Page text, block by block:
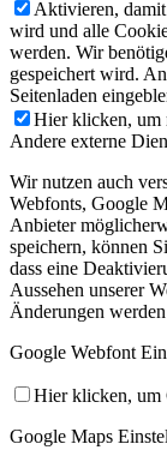
Aktivieren,
wird und alle
werden. Wir
gespeichert wird.
Seitenladen
Hier klicken, um
Andere externe
Wir nutzen auch
Webfonts, Google
Anbieter
speichern, können
dass eine
Aussehen unserer
Änderungen
Google Webfont
Hier klicken, um
Google Maps